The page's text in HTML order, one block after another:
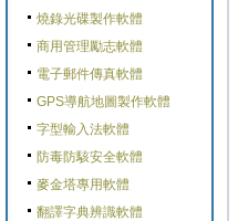
燒錄光碟製作軟體
商用管理勵志軟體
電子郵件傳真軟體
GPS導航地圖製作軟體
字型輸入法軟體
防毒防駭安全軟體
麥金塔專用軟體
翻譯字典辨識軟體